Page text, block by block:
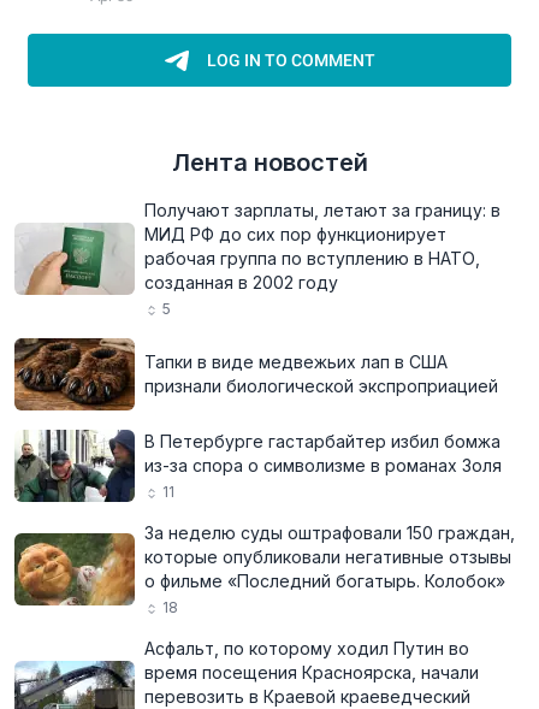
Лента новостей
Получают зарплаты, летают за границу: в
МИД РФ до сих пор функционирует
рабочая группа по вступлению в НАТО,
созданная в 2002 году
5
Тапки в виде медвежьих лап в США
признали биологической экспроприацией
В Петербурге гастарбайтер избил бомжа
из-за спора о символизме в романах Золя
11
За неделю суды оштрафовали 150 граждан,
которые опубликовали негативные отзывы
о фильме «Последний богатырь. Колобок»
18
Асфальт, по которому ходил Путин во
время посещения Красноярска, начали
перевозить в Краевой краеведческий